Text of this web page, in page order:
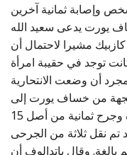
وإصابة ثمانية آخرين
يورت يدعى سعيد الله
مشيرا لاحتمال أن
توجد في حقيبة امرأة
أن وضعت الانتحارية
من خساف يورت إلى
ديليم. وأسفر الانفجار عن مقتل المرأة وجرح ثمانية من أصل 15
تم نقل ثلاثة من الجرحى
بالغة. وقال باتدالوف أن